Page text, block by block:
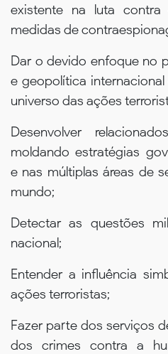
existente na luta
medidas de
Dar o devido enfoque no
e geopolítica
universo das ações
Desenvolver
moldando estratégias
e nas múltiplas áreas de
mundo;
Detectar as questões
nacional;
Entender a influência
ações terroristas;
Fazer parte dos serviços
dos crimes contra a